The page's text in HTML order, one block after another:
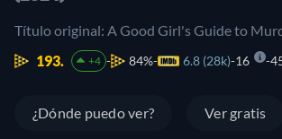
Título original: A Good Girl's Guide to
193.
+4 84% 6.8 (28k) 16
¿Dónde puedo ver? Ver gratis